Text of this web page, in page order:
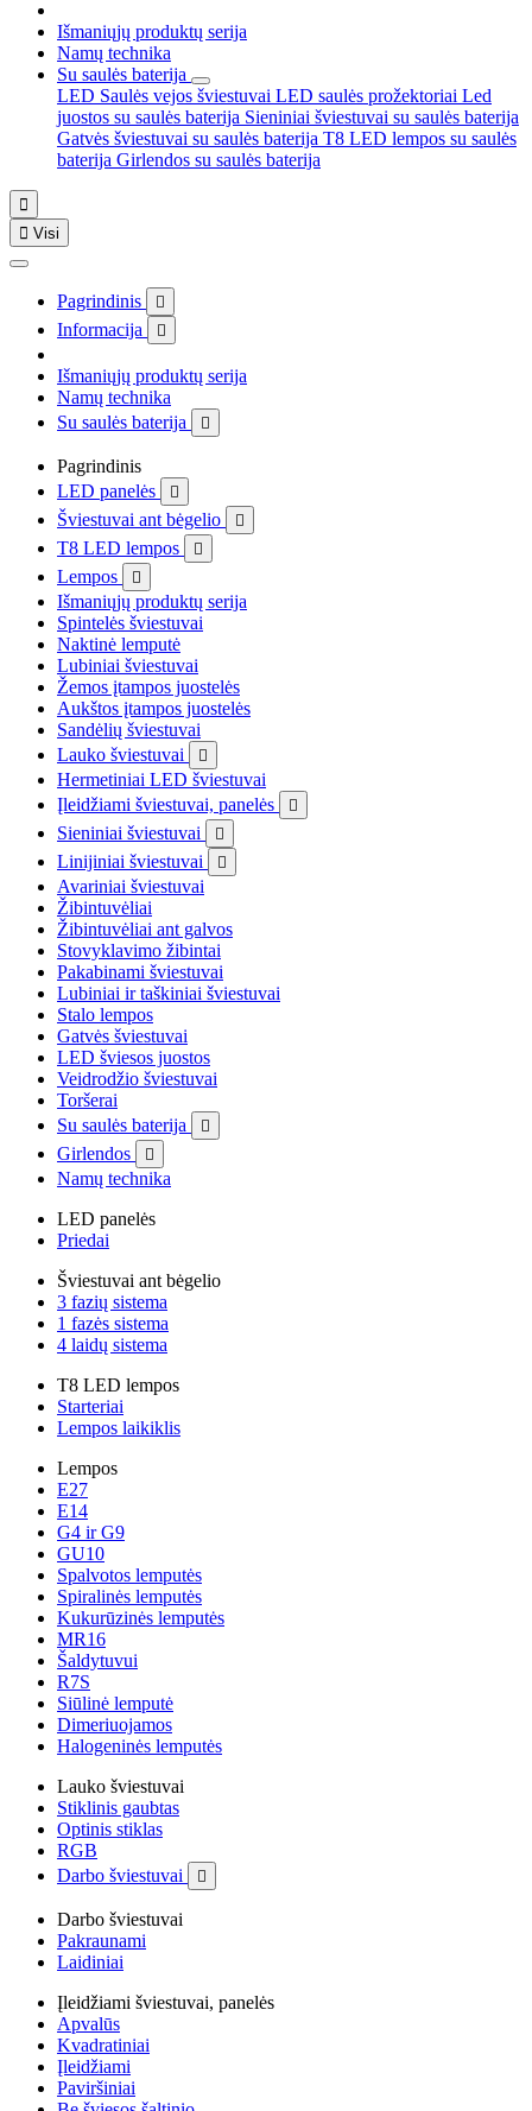
Išmaniųjų produktų serija
Namų technika
Su saulės baterija
LED Saulės vejos šviestuvai LED saulės prožektoriai Led
juostos su saulės baterija Sieniniai šviestuvai su saulės baterija
Gatvės šviestuvai su saulės baterija T8 LED lempos su saulės
baterija Girlendos su saulės baterija

 Visi
Pagrindinis 
Informacija 
Išmaniųjų produktų serija
Namų technika
Su saulės baterija

Pagrindinis
LED panelės

Šviestuvai ant bėgelio 
T8 LED lempos 
Lempos 
Išmaniųjų produktų serija
Spintelės šviestuvai
Naktinė lemputė
Lubiniai šviestuvai
Žemos įtampos juostelės
Aukštos įtampos juostelės
Sandėlių šviestuvai
Lauko šviestuvai

Hermetiniai LED šviestuvai
Įleidžiami šviestuvai, panelės

Sieniniai šviestuvai 
Linijiniai šviestuvai 
Avariniai šviestuvai
Žibintuvėliai
Žibintuvėliai ant galvos
Stovyklavimo žibintai
Pakabinami šviestuvai
Lubiniai ir taškiniai šviestuvai
Stalo lempos
Gatvės šviestuvai
LED šviesos juostos
Veidrodžio šviestuvai
Toršerai
Su saulės baterija

Girlendos 
Namų technika
LED panelės
Priedai
Šviestuvai ant bėgelio
3 fazių sistema
1 fazės sistema
4 laidų sistema
T8 LED lempos
Starteriai
Lempos laikiklis
Lempos
E27
E14
G4 ir G9
GU10
Spalvotos lemputės
Spiralinės lemputės
Kukurūzinės lemputės
MR16
Šaldytuvui
R7S
Siūlinė lemputė
Dimeriuojamos
Halogeninės lemputės
Lauko šviestuvai
Stiklinis gaubtas
Optinis stiklas
RGB
Darbo šviestuvai

Darbo šviestuvai
Pakraunami
Laidiniai
Įleidžiami šviestuvai, panelės
Apvalūs
Kvadratiniai
Įleidžiami
Paviršiniai